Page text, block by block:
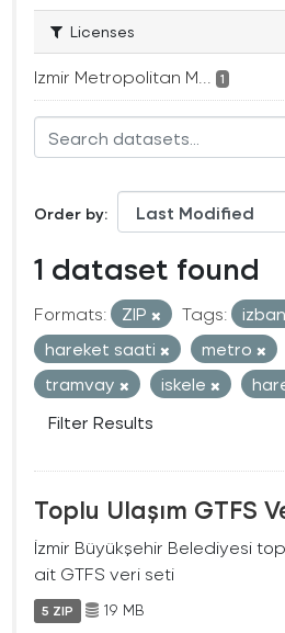
Licenses
Izmir Metropolitan M... 1
Order by
1 dataset found
Formats: ZIP Tags:
izban
hareket saati
metro
tramvay
iskele
Filter Results
Toplu Ulaşım GTFS
İzmir Büyükşehir Belediyesi
ait GTFS veri seti
5 ZIP 19 MB